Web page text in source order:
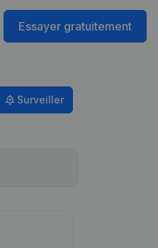
Essayer gratuitement
Surveiller